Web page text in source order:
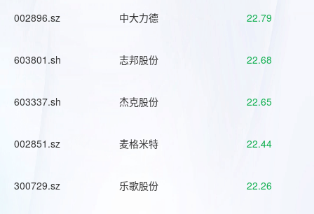
002896.sz 中大力德 22.79
603801.sh 志邦股份 22.68
603337.sh 杰克股份 22.65
002851.sz 麦格米特 22.44
300729.sz 乐歌股份 22.26